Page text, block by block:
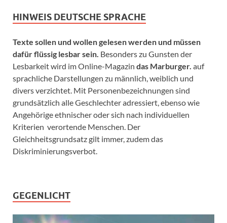
HINWEIS DEUTSCHE SPRACHE
Texte sollen und wollen gelesen werden und müssen
dafür flüssig lesbar sein. Besonders zu Gunsten der
Lesbarkeit wird im Online-Magazin das Marburger. auf
sprachliche Darstellungen zu männlich, weiblich und
divers verzichtet. Mit Personenbezeichnungen sind
grundsätzlich alle Geschlechter adressiert, ebenso wie
Angehörige ethnischer oder sich nach individuellen
Kriterien verortende Menschen. Der
Gleichheitsgrundsatz gilt immer, zudem das
Diskriminierungsverbot.
GEGENLICHT